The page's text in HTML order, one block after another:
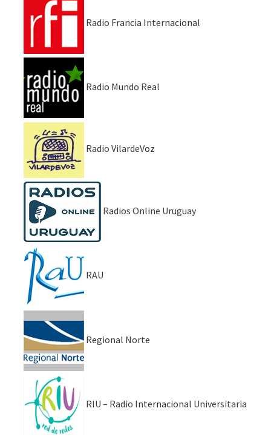
Radio Francia Internacional
Radio Mundo Real
Radio VilardeVoz
Radios Online Uruguay
RAU
Regional Norte
RIU – Radio Internacional Universitaria